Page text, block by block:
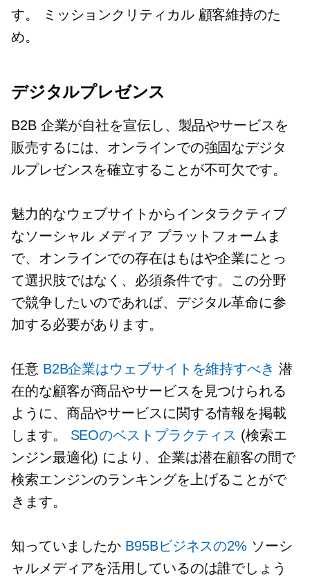
す。
ミッションクリティカル顧客維持のた
め。
デジタルプレゼンス
B2B 企業が自社を宣伝し、製品やサービスを
販売するには、オンラインでの強固なデジタ
ルプレゼンスを確立することが不可欠です。
魅力的なウェブサイトからインタラクティブ
なソーシャル メディア プラットフォームま
で、オンラインでの存在はもはや企業にとっ
て選択肢ではなく、必須条件です。この分野
で競争したいのであれば、デジタル革命に参
加する必要があります。
任意 B2B企業はウェブサイトを維持すべき 潜
在的な顧客が商品やサービスを見つけられる
ように、商品やサービスに関する情報を掲載
します。 SEOのベストプラクティス (検索エ
ンジン最適化) により、企業は潜在顧客の間で
検索エンジンのランキングを上げることがで
きます。
知っていましたか B95Bビジネスの2% ソーシ
ャルメディアを活用しているのは誰でしょう